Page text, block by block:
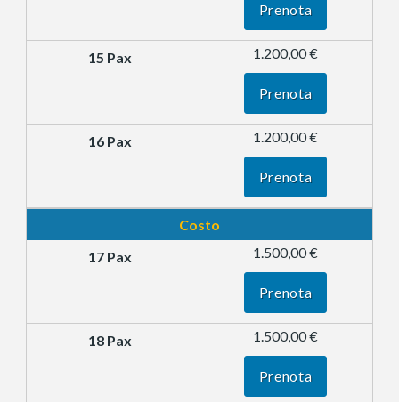
Prenota
1.200,00 €
Prenota
1.200,00 €
Prenota
Costo
1.500,00 €
Prenota
1.500,00 €
Prenota